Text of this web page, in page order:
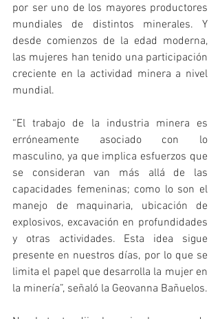
por ser uno de los mayores productores
mundiales de distintos minerales. Y
desde comienzos de la edad moderna,
las mujeres han tenido una participación
creciente en la actividad minera a nivel
mundial.
“El trabajo de la industria minera es
erróneamente asociado con lo
masculino, ya que implica esfuerzos que
se consideran van más allá de las
capacidades femeninas; como lo son el
manejo de maquinaria, ubicación de
explosivos, excavación en profundidades
y otras actividades. Esta idea sigue
presente en nuestros días, por lo que se
limita el papel que desarrolla la mujer en